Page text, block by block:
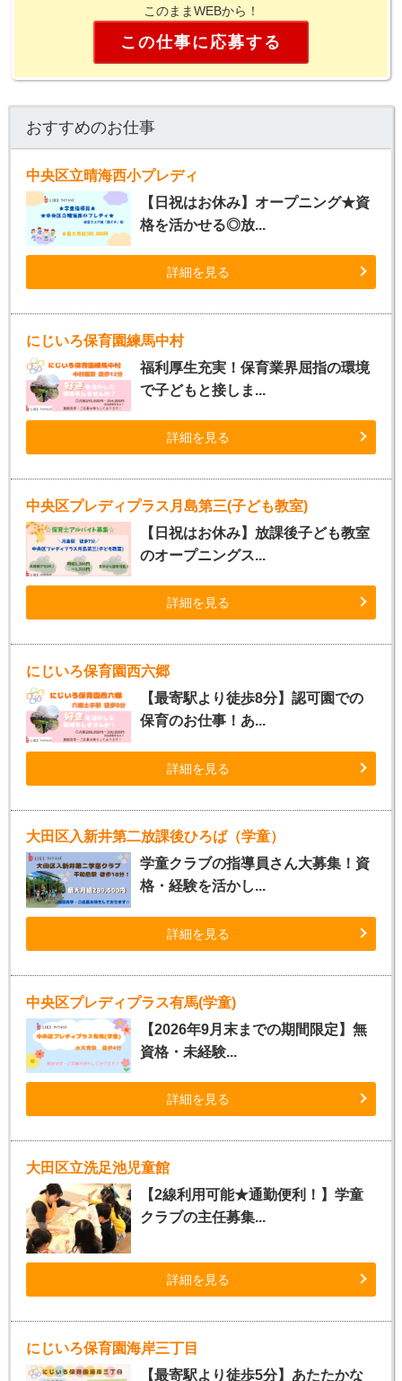
このままWEBから！
この仕事に応募する
おすすめのお仕事
中央区立晴海西小プレディ
【日祝はお休み】オープニング★資
格を活かせる◎放...
詳細を見る
にじいろ保育園練馬中村
福利厚生充実！保育業界屈指の環境
で子どもと接しま...
詳細を見る
中央区プレディプラス月島第三(子ども教室)
【日祝はお休み】放課後子ども教室
のオープニングス...
詳細を見る
にじいろ保育園西六郷
【最寄駅より徒歩8分】認可園での
保育のお仕事！あ...
詳細を見る
大田区入新井第二放課後ひろば（学童）
学童クラブの指導員さん大募集！資
格・経験を活かし...
詳細を見る
中央区プレディプラス有馬(学童)
【2026年9月末までの期間限定】無
資格・未経験...
詳細を見る
大田区立洗足池児童館
【2線利用可能★通勤便利！】学童
クラブの主任募集...
詳細を見る
にじいろ保育園海岸三丁目
【最寄駅より徒歩5分】あたたかな